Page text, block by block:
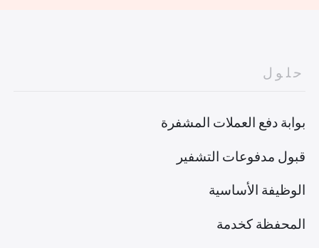
حلول
بوابة دفع العملات المشفرة
قبول مدفوعات التشفير
الوظيفة الأساسية
المحفظة كخدمة